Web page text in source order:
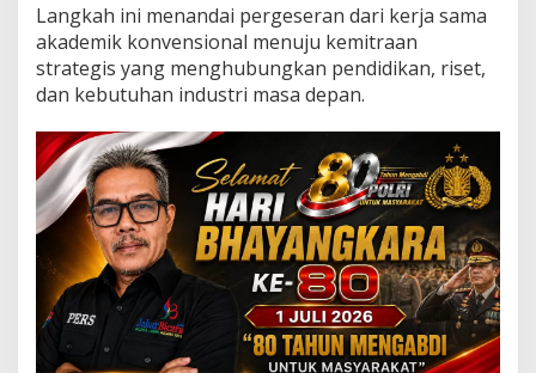
d
i
d
i
k
a
T
i
n
g
g
i
Langkah ini menandai pergeseran dari kerja sama
akademik konvensional menuju kemitraan
strategis yang menghubungkan pendidikan, riset,
dan kebutuhan industri masa depan.